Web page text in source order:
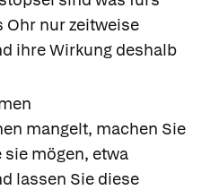
Ohr nur zeitweise
ihre Wirkung deshalb
mangelt, machen Sie
mögen, etwa
lassen Sie diese